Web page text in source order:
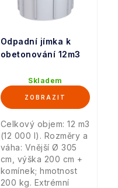
Odpadní jímka k
obetonování 12m3
Skladem
Celkový objem: 12 m3
(12 000 l). Rozměry a
váha: Vnější Ø 305
cm, výška 200 cm +
komínek; hmotnost
200 kg. Extrémní